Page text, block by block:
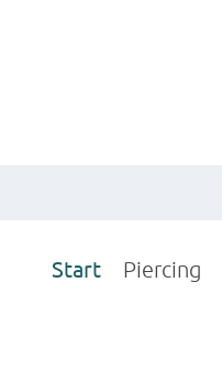
Start Piercing